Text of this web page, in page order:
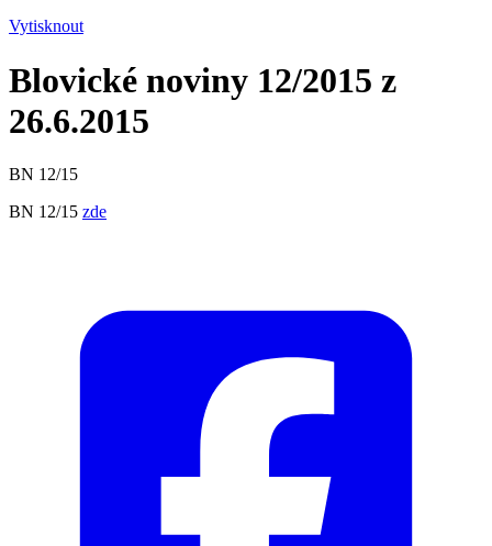
Vytisknout
Blovické noviny 12/2015 z
26.6.2015
BN 12/15
BN 12/15 zde